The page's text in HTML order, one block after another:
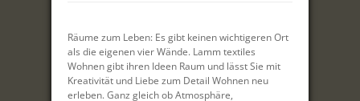
Räume zum Leben: Es gibt keinen wichtigeren Ort
als die eigenen vier Wände. Lamm textiles
Wohnen gibt ihren Ideen Raum und lässt Sie mit
Kreativität und Liebe zum Detail Wohnen neu
erleben. Ganz gleich ob Atmosphäre,